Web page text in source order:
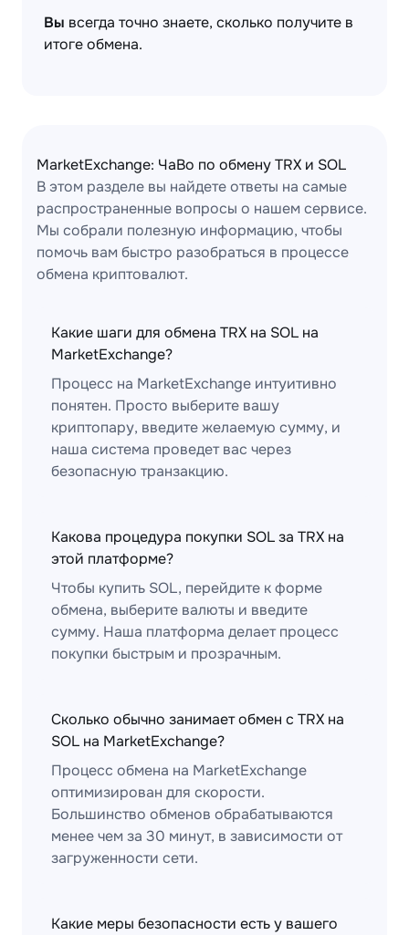
Вы всегда точно знаете, сколько получите в
итоге обмена.
MarketExchange: ЧаВо по обмену TRX и SOL
В этом разделе вы найдете ответы на самые
распространенные вопросы о нашем сервисе.
Мы собрали полезную информацию, чтобы
помочь вам быстро разобраться в процессе
обмена криптовалют.
Какие шаги для обмена TRX на SOL на
MarketExchange?
Процесс на MarketExchange интуитивно
понятен. Просто выберите вашу
криптопару, введите желаемую сумму, и
наша система проведет вас через
безопасную транзакцию.
Какова процедура покупки SOL за TRX на
этой платформе?
Чтобы купить SOL, перейдите к форме
обмена, выберите валюты и введите
сумму. Наша платформа делает процесс
покупки быстрым и прозрачным.
Сколько обычно занимает обмен с TRX на
SOL на MarketExchange?
Процесс обмена на MarketExchange
оптимизирован для скорости.
Большинство обменов обрабатываются
менее чем за 30 минут, в зависимости от
загруженности сети.
Какие меры безопасности есть у вашего